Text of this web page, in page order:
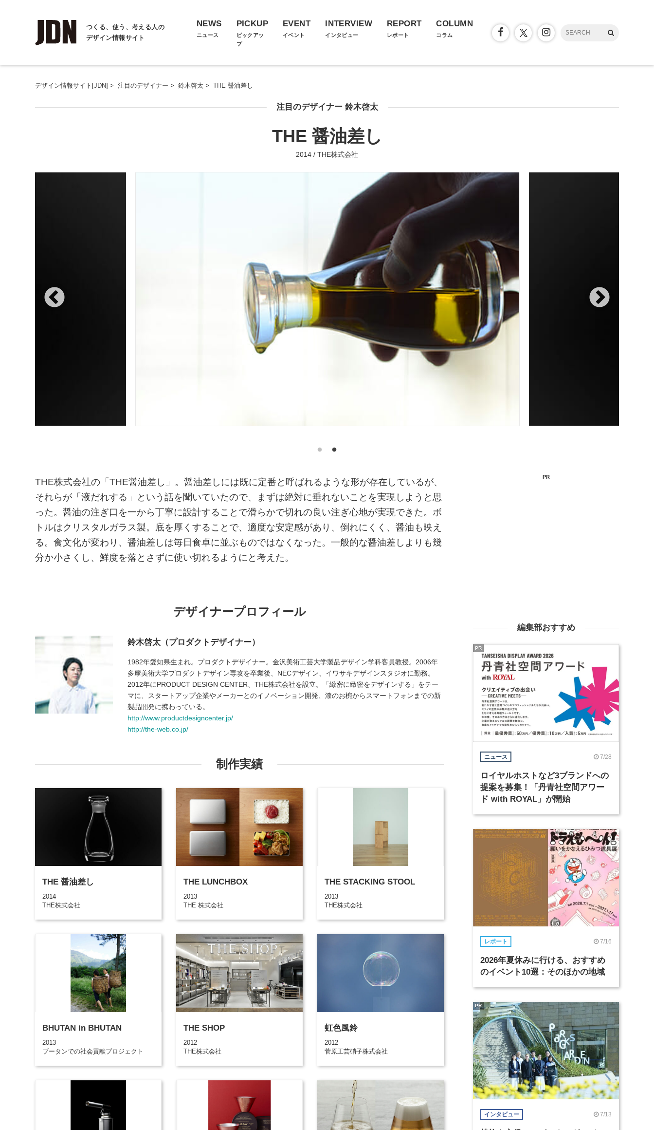
つくる、使う、考える人の
デザイン情報サイト
NEWS
ニュース
PICKUP
ピックアッ
プ
EVENT
イベント
INTERVIEW
インタビュー
REPORT
レポート
COLUMN
コラム
デザイン情報サイト[JDN] > 注目のデザイナー > 鈴木啓太 > THE 醤油差し
注目のデザイナー 鈴木啓太
THE 醤油差し
2014 / THE株式会社
THE株式会社の「THE醤油差し」。醤油差しには既に定番と呼ばれるような形が存在しているが、
それらが「液だれする」という話を聞いていたので、まずは絶対に垂れないことを実現しようと思
った。醤油の注ぎ口を一から丁寧に設計することで滑らかで切れの良い注ぎ心地が実現できた。ボ
トルはクリスタルガラス製。底を厚くすることで、適度な安定感があり、倒れにくく、醤油も映え
る。食文化が変わり、醤油差しは毎日食卓に並ぶものではなくなった。一般的な醤油差しよりも幾
分か小さくし、鮮度を落とさずに使い切れるようにと考えた。
デザイナープロフィール
鈴木啓太（プロダクトデザイナー）
1982年愛知県生まれ。プロダクトデザイナー。金沢美術工芸大学製品デザイン学科客員教授。2006年
多摩美術大学プロダクトデザイン専攻を卒業後、NECデザイン、イワサキデザインスタジオに勤務。
2012年にPRODUCT DESIGN CENTER、THE株式会社を設立。「緻密に緻密をデザインする」をテー
マに、スタートアップ企業やメーカーとのイノベーション開発、漆のお椀からスマートフォンまでの新
製品開発に携わっている。
http://www.productdesigncenter.jp/
http://the-web.co.jp/
制作実績
THE 醤油差し
2014
THE株式会社
THE LUNCHBOX
2013
THE 株式会社
THE STACKING STOOL
2013
THE株式会社
BHUTAN in BHUTAN
2013
ブータンでの社会貢献プロジェクト
THE SHOP
2012
THE株式会社
虹色風鈴
2012
菅原工芸硝子株式会社
PR
編集部おすすめ
ニュース 7/28
ロイヤルホストなど3ブランドへの
提案を募集！「丹青社空間アワー
ド with ROYAL」が開始
PR
レポート 7/16
2026年夏休みに行ける、おすすめ
のイベント10選：そのほかの地域
インタビュー 7/13
PR